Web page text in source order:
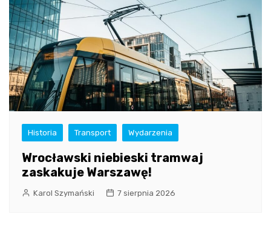
Historia Transport Wydarzenia
Wrocławski niebieski tramwaj
zaskakuje Warszawę!
Karol Szymański 7 sierpnia 2026